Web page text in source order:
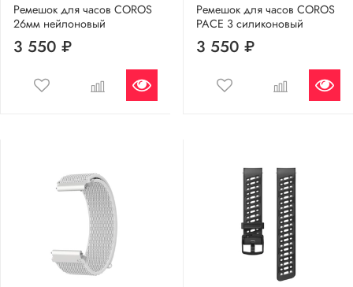
Ремешок для часов COROS
26мм нейлоновый
3 550 ₽
Ремешок для часов COROS
PACE 3 силиконовый
3 550 ₽